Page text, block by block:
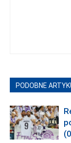
PODOBNE